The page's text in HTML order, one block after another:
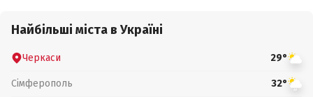
Найбільші міста в Україні
Черкаси 29°
Сімферополь 32°